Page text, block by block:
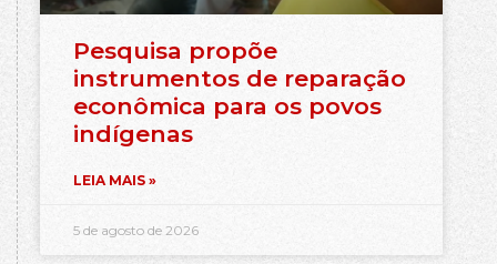
Pesquisa propõe
instrumentos de reparação
econômica para os povos
indígenas
LEIA MAIS »
5 de agosto de 2026